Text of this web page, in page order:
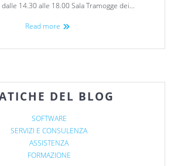
14.30 alle 18.00 Sala Tramogge dei…
Read more
DEL BLOG
SOFTWARE
SERVIZI E CONSULENZA
ASSISTENZA
FORMAZIONE